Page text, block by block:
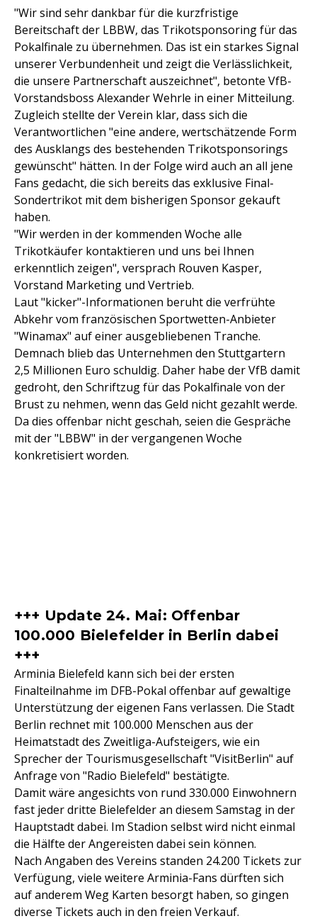
"Wir sind sehr dankbar für die kurzfristige
Bereitschaft der LBBW, das Trikotsponsoring für das
Pokalfinale zu übernehmen. Das ist ein starkes Signal
unserer Verbundenheit und zeigt die Verlässlichkeit,
die unsere Partnerschaft auszeichnet", betonte VfB-
Vorstandsboss Alexander Wehrle in einer Mitteilung.
Zugleich stellte der Verein klar, dass sich die
Verantwortlichen "eine andere, wertschätzende Form
des Ausklangs des bestehenden Trikotsponsorings
gewünscht" hätten. In der Folge wird auch an all jene
Fans gedacht, die sich bereits das exklusive Final-
Sondertrikot mit dem bisherigen Sponsor gekauft
haben.
"Wir werden in der kommenden Woche alle
Trikotkäufer kontaktieren und uns bei Ihnen
erkenntlich zeigen", versprach Rouven Kasper,
Vorstand Marketing und Vertrieb.
Laut "kicker"-Informationen beruht die verfrühte
Abkehr vom französischen Sportwetten-Anbieter
"Winamax" auf einer ausgebliebenen Tranche.
Demnach blieb das Unternehmen den Stuttgartern
2,5 Millionen Euro schuldig. Daher habe der VfB damit
gedroht, den Schriftzug für das Pokalfinale von der
Brust zu nehmen, wenn das Geld nicht gezahlt werde.
Da dies offenbar nicht geschah, seien die Gespräche
mit der "LBBW" in der vergangenen Woche
konkretisiert worden.
+++ Update 24. Mai: Offenbar
100.000 Bielefelder in Berlin dabei
+++
Arminia Bielefeld kann sich bei der ersten
Finalteilnahme im DFB-Pokal offenbar auf gewaltige
Unterstützung der eigenen Fans verlassen. Die Stadt
Berlin rechnet mit 100.000 Menschen aus der
Heimatstadt des Zweitliga-Aufsteigers, wie ein
Sprecher der Tourismusgesellschaft "VisitBerlin" auf
Anfrage von "Radio Bielefeld" bestätigte.
Damit wäre angesichts von rund 330.000 Einwohnern
fast jeder dritte Bielefelder an diesem Samstag in der
Hauptstadt dabei. Im Stadion selbst wird nicht einmal
die Hälfte der Angereisten dabei sein können.
Nach Angaben des Vereins standen 24.200 Tickets zur
Verfügung, viele weitere Arminia-Fans dürften sich
auf anderem Weg Karten besorgt haben, so gingen
diverse Tickets auch in den freien Verkauf.